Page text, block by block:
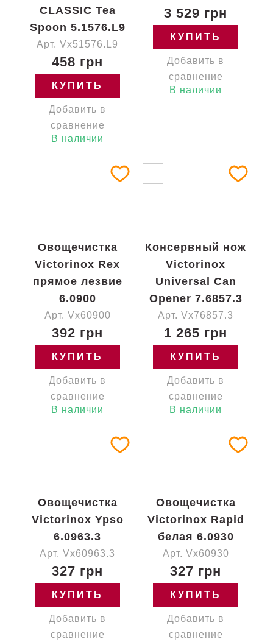
CLASSIC Tea
Spoon 5.1576.L9
Арт. Vx51576.L9
458 грн
КУПИТЬ
Добавить в
сравнение
В наличии
3 529 грн
КУПИТЬ
Добавить в
сравнение
В наличии
Овощечистка
Victorinox Rex
прямое лезвие
6.0900
Арт. Vx60900
392 грн
КУПИТЬ
Добавить в
сравнение
В наличии
Консервный нож
Victorinox
Universal Can
Opener 7.6857.3
Арт. Vx76857.3
1 265 грн
КУПИТЬ
Добавить в
сравнение
В наличии
Овощечистка
Victorinox Ypso
6.0963.3
Арт. Vx60963.3
327 грн
КУПИТЬ
Добавить в
сравнение
Овощечистка
Victorinox Rapid
белая 6.0930
Арт. Vx60930
327 грн
КУПИТЬ
Добавить в
сравнение